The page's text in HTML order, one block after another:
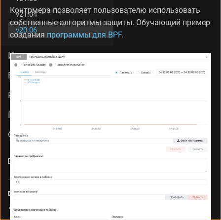
Контрмера позволяет пользователю использовать
собственные алгоритмы защиты. Обучающий пример
создания программы для BPF.
v21.04
v20.06
Интеграция
База знаний
PSG
Поддержка
Стоимость
Язык